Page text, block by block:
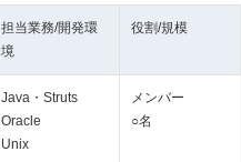
担当業務/開発環
境
役割/規模
Java・Struts
Oracle
Unix
メンバー
○名